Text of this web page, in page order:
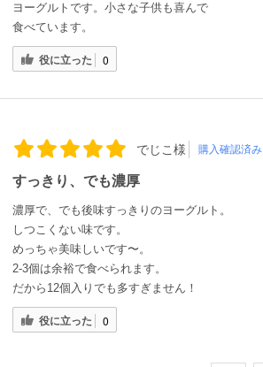
ヨーグルトです。小さな子供も喜んで
食べています。
役に立った 0
でじこ様 購入確認済み
すっきり、でも濃厚
濃厚で、でも後味すっきりのヨーグルト。
しつこくない味です。
めっちゃ美味しいです〜。
2-3個は余裕で食べられます。
だから12個入りでも多すぎません！
役に立った 0